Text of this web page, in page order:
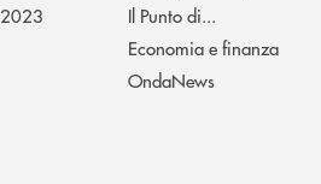
Il Punto di...
Economia e finanza
OndaNews